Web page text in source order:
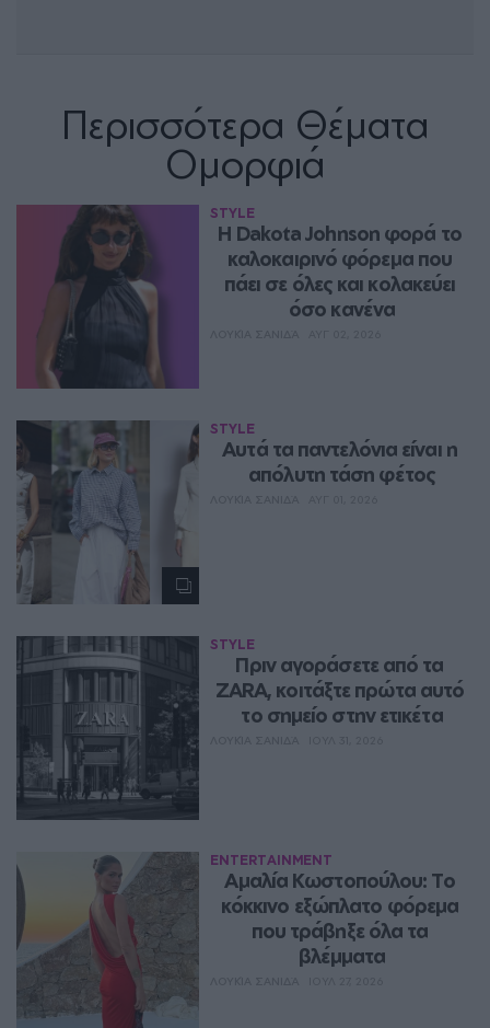
Περισσότερα Θέματα
Ομορφιά
STYLE
Η Dakota Johnson φορά το
καλοκαιρινό φόρεμα που
πάει σε όλες και κολακεύει
όσο κανένα
STYLE
Aυτά τα παντελόνια είναι η
απόλυτη τάση φέτος
STYLE
Πριν αγοράσετε από τα
ZARA, κοιτάξτε πρώτα αυτό
το σημείο στην ετικέτα
ENTERTAINMENT
Αμαλία Κωστοπούλου: Το
κόκκινο εξώπλατο φόρεμα
που τράβηξε όλα τα
βλέμματα